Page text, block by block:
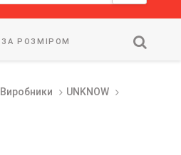
РОЗМІРОМ
Виробники UNKNOW